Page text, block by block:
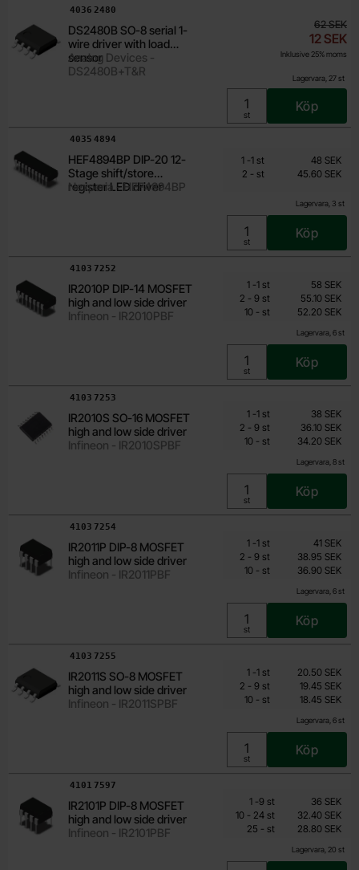
DS2480B SO-8 serial 1-
wire driver with load
sensor
Analog Devices -
DS2480B+T&R
Art. nr
4036 2480
Lagervara, 27 st
62 SEK
rea pris
12 SEK
Inklusive 25% moms
Enhet:
st
Köp
HEF4894BP DIP-20 12-
Stage shift/store
register LED driver
Nexperia - HEF4894BP
Art. nr
4035 4894
Lagervara, 3 st
45.60 SEK
Enhet:
st
Köp
Mängdrabatt
Antal Pris /st
1 -till
1 st
48 SEK
2 - till
st 45.60 SEK
IR2010P DIP-14 MOSFET
high and low side driver
Infineon - IR2010PBF
Art. nr
4103 7252
Lagervara, 6 st
Från
52.20 SEK
Inklusive 25% moms
Enhet:
st
Köp
Mängdrabatt
AntalPris /st
1 -till
1 st
58 SEK
2 - till
9 st
55.10 SEK
10 - till
st 52.20 SEK
IR2010S SO-16 MOSFET
high and low side driver
Infineon - IR2010SPBF
Art. nr
4103 7253
Lagervara, 8 st
Från
34.20 SEK
Inklusive 25% moms
Enhet:
st
Köp
Mängdrabatt
AntalPris /st
1 -till
1 st
38 SEK
2 - till
9 st
36.10 SEK
10 - till
st 34.20 SEK
IR2011P DIP-8 MOSFET
high and low side driver
Infineon - IR2011PBF
Art. nr
4103 7254
Lagervara, 6 st
Från
36.90 SEK
Inklusive 25% moms
Enhet:
st
Köp
Mängdrabatt
AntalPris /st
1 -till
1 st
41 SEK
2 - till
9 st
38.95 SEK
10 - till
st 36.90 SEK
IR2011S SO-8 MOSFET
high and low side driver
Infineon - IR2011SPBF
Art. nr
4103 7255
Lagervara, 6 st
Från
18.45 SEK
Inklusive 25% moms
Enhet:
st
Köp
Mängdrabatt
AntalPris /st
1 -till
1 st
20.50 SEK
2 - till
9 st
19.45 SEK
10 - till
st 18.45 SEK
IR2101P DIP-8 MOSFET
high and low side driver
Infineon - IR2101PBF
Art. nr
4101 7597
Lagervara, 20 st
Från
28.80 SEK
Inklusive 25% moms
Mängdrabatt
Pris /st
1 -till
9 st
36 SEK
10 - till
24 st
32.40 SEK
25 - till
st 28.80 SEK